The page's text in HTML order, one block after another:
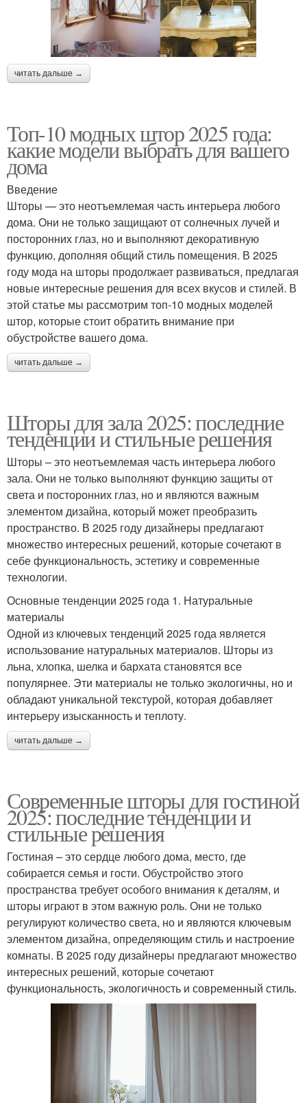
читать дальше →
Топ-10 модных штор 2025 года:
какие модели выбрать для вашего
дома
Введение
Шторы — это неотъемлемая часть интерьера любого
дома. Они не только защищают от солнечных лучей и
посторонних глаз, но и выполняют декоративную
функцию, дополняя общий стиль помещения. В 2025
году мода на шторы продолжает развиваться, предлагая
новые интересные решения для всех вкусов и стилей. В
этой статье мы рассмотрим топ-10 модных моделей
штор, которые стоит обратить внимание при
обустройстве вашего дома.
читать дальше →
Шторы для зала 2025: последние
тенденции и стильные решения
Шторы – это неотъемлемая часть интерьера любого
зала. Они не только выполняют функцию защиты от
света и посторонних глаз, но и являются важным
элементом дизайна, который может преобразить
пространство. В 2025 году дизайнеры предлагают
множество интересных решений, которые сочетают в
себе функциональность, эстетику и современные
технологии.
Основные тенденции 2025 года 1. Натуральные
материалы
Одной из ключевых тенденций 2025 года является
использование натуральных материалов. Шторы из
льна, хлопка, шелка и бархата становятся все
популярнее. Эти материалы не только экологичны, но и
обладают уникальной текстурой, которая добавляет
интерьеру изысканность и теплоту.
читать дальше →
Современные шторы для гостиной
2025: последние тенденции и
стильные решения
Гостиная – это сердце любого дома, место, где
собирается семья и гости. Обустройство этого
пространства требует особого внимания к деталям, и
шторы играют в этом важную роль. Они не только
регулируют количество света, но и являются ключевым
элементом дизайна, определяющим стиль и настроение
комнаты. В 2025 году дизайнеры предлагают множество
интересных решений, которые сочетают
функциональность, экологичность и современный стиль.